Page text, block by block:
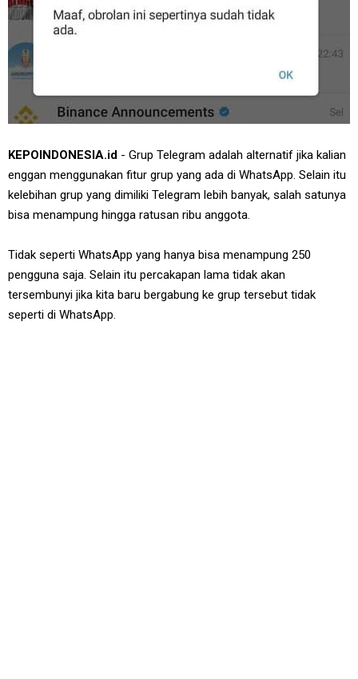
KEPOINDONESIA.id - Grup Telegram adalah alternatif jika kalian
enggan menggunakan fitur grup yang ada di WhatsApp. Selain itu
kelebihan grup yang dimiliki Telegram lebih banyak, salah satunya
bisa menampung hingga ratusan ribu anggota.
Tidak seperti WhatsApp yang hanya bisa menampung 250
pengguna saja. Selain itu percakapan lama tidak akan
tersembunyi jika kita baru bergabung ke grup tersebut tidak
seperti di WhatsApp.